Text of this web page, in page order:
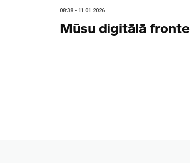
08:38 - 11.01.2026
Mūsu digitālā fronte